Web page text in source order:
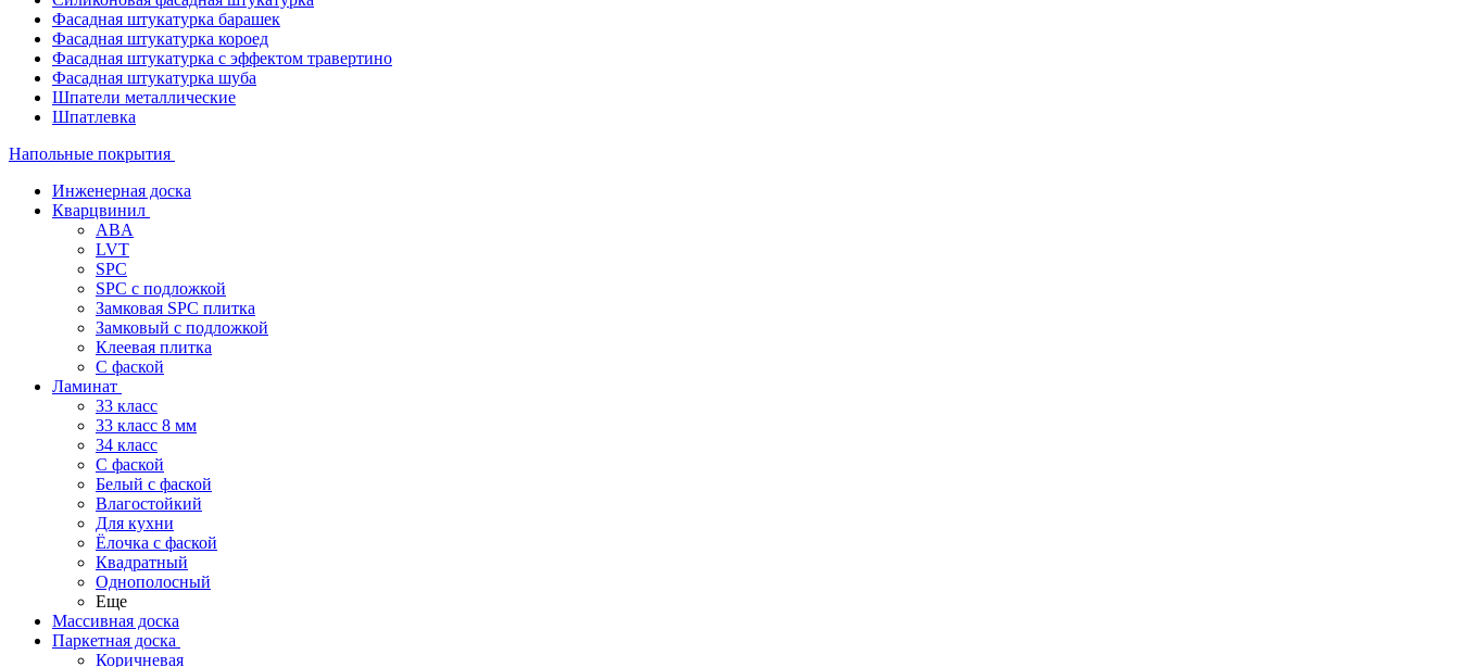
Фасадная штукатурка барашек
Фасадная штукатурка короед
Фасадная штукатурка с эффектом травертино
Фасадная штукатурка шуба
Шпатели металлические
Шпатлевка
Напольные покрытия
Инженерная доска
Кварцвинил
ABA
LVT
SPC
SPC с подложкой
Замковая SPC плитка
Замковый с подложкой
Клеевая плитка
С фаской
Ламинат
33 класс
33 класс 8 мм
34 класс
C фаской
Белый с фаской
Влагостойкий
Для кухни
Ёлочка с фаской
Квадратный
Однополосный
Еще
Массивная доска
Паркетная доска
Коричневая